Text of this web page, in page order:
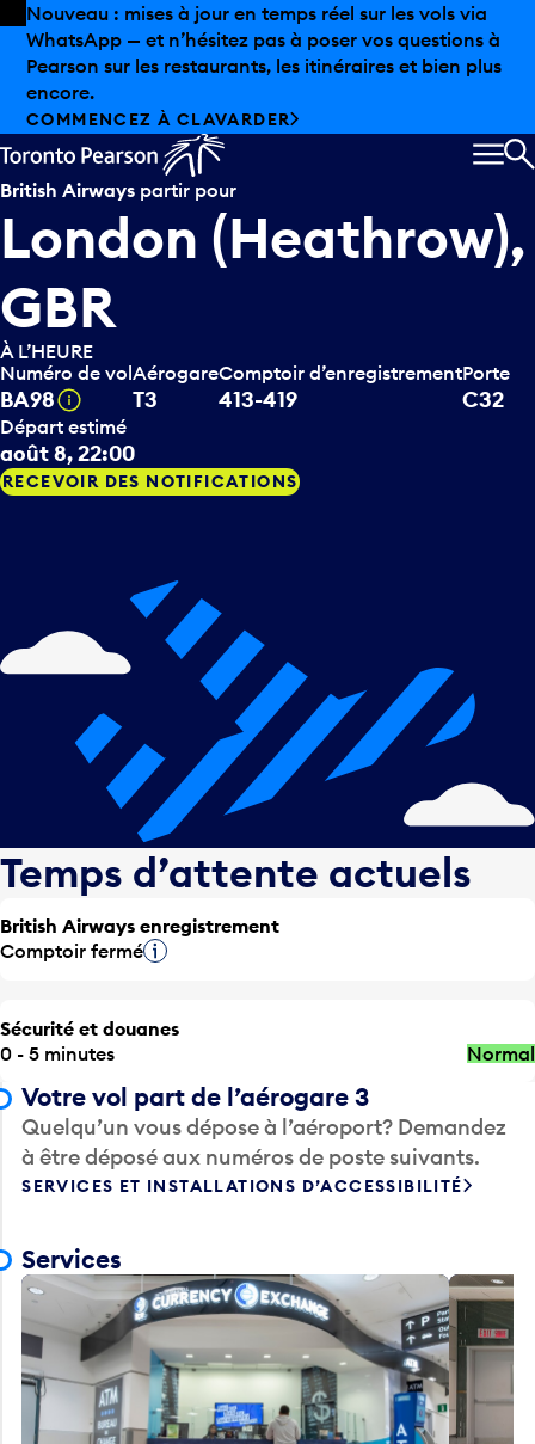
Skip to offers
Passer au contenu principal
Les aubaines estivales sont arrivées chez Pearson.
Magasinage hors taxes, offres gastronomiques et bien
plus encore.
DÉCOUVREZ L’ÉTÉ CHEZ PEARSON
British Airwayspartir pour
London (Heathrow),
GBR
À L’HEURE
Numéro de vol
BA98 Infobulle
T3 413-419 C32
Départ estimé
août 8, 22:00
RECEVOIR DES NOTIFICATIONS
Temps d’attente actuels
British Airways enregistrement
Comptoir ferméInfobulle
0 - 5 minutes
Votre vol part de l’aérogare 3
Quelqu’un vous dépose à l’aéroport? Demandez
à être déposé aux numéros de poste suivants.
SERVICES ET INSTALLATIONS D’ACCESSIBILITÉ